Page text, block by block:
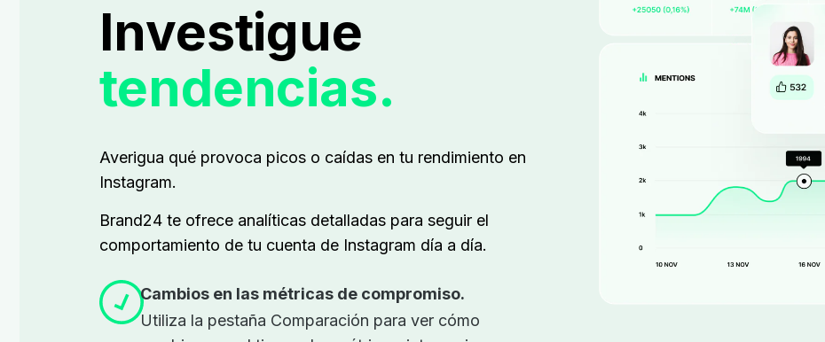
Investigue
tendencias.
Averigua qué provoca picos o caídas en tu rendimiento en
Instagram.
Brand24 te ofrece analíticas detalladas para seguir el
comportamiento de tu cuenta de Instagram día a día.
Cambios en las métricas de compromiso.
Utiliza la pestaña Comparación para ver cómo